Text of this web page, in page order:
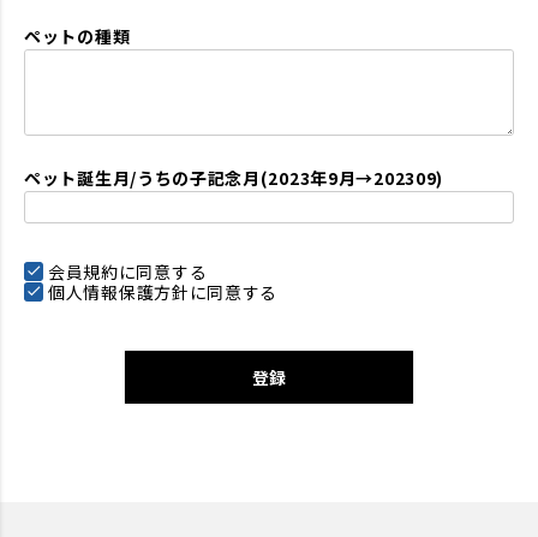
ペットの種類
ペット誕生月/うちの子記念月(2023年9月→202309)
会員規約に同意する
個人情報保護方針 に同意する
登録